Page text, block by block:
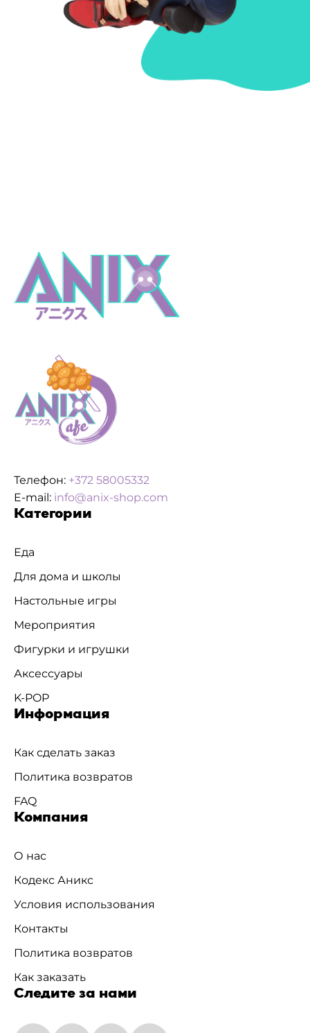
Телефон: +372 58005332
E-mail: info@anix-shop.com
Категории
Еда
Для дома и школы
Настольные игры
Мероприятия
Фигурки и игрушки
Аксессуары
K-POP
Информация
Как сделать заказ
Политика возвратов
FAQ
Компания
О нас
Кодекс Аникс
Условия использования
Контакты
Политика возвратов
Как заказать
Следите за нами